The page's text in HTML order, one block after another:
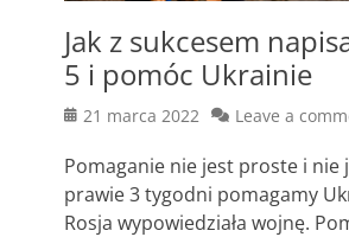
Jak z sukcesem
5 i pomóc Ukrainie
Posted
21 marca 2022 Leave a
Pomaganie nie jest proste i nie
prawie 3 tygodni pomagamy
Rosja wypowiedziała wojnę.